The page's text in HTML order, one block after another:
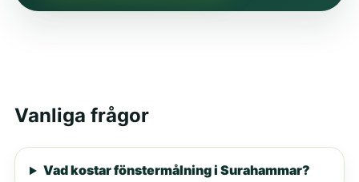
Vanliga frågor
Vad kostar fönstermålning i Surahammar?